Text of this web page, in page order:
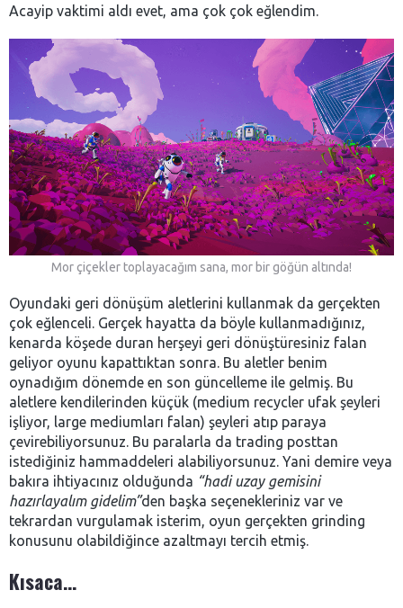
Acayip vaktimi aldı evet, ama çok çok eğlendim.
Mor çiçekler toplayacağım sana, mor bir göğün altında!
Oyundaki geri dönüşüm aletlerini kullanmak da gerçekten
çok eğlenceli. Gerçek hayatta da böyle kullanmadığınız,
kenarda köşede duran herşeyi geri dönüştüresiniz falan
geliyor oyunu kapattıktan sonra. Bu aletler benim
oynadığım dönemde en son güncelleme ile gelmiş. Bu
aletlere kendilerinden küçük (medium recycler ufak şeyleri
işliyor, large mediumları falan) şeyleri atıp paraya
çevirebiliyorsunuz. Bu paralarla da trading posttan
istediğiniz hammaddeleri alabiliyorsunuz. Yani demire veya
bakıra ihtiyacınız olduğunda “hadi uzay gemisini
hazırlayalım gidelim”den başka seçenekleriniz var ve
tekrardan vurgulamak isterim, oyun gerçekten grinding
konusunu olabildiğince azaltmayı tercih etmiş.
Kısaca…